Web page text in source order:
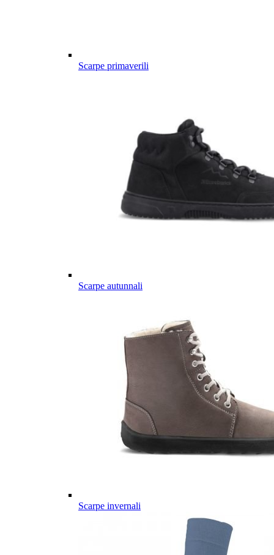
Scarpe primaverili
Scarpe autunnali
Scarpe invernali